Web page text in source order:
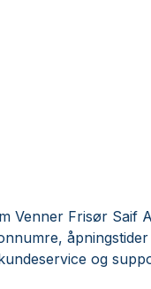
Venner Frisør Saif
og